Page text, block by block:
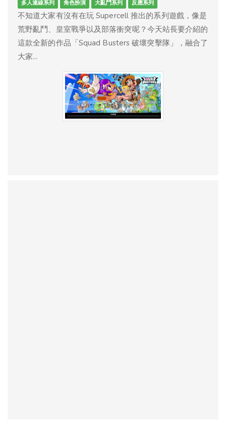
多人連線系列
角色扮演 大亂鬥系列 反應系列
不知道大家有沒有在玩 Supercell 推出的系列遊戲，像是
荒野亂鬥、皇室戰爭以及部落衝突呢？今天站長要介紹的
這款全新的作品「Squad Busters 破壞突擊隊」，融合了
大家...